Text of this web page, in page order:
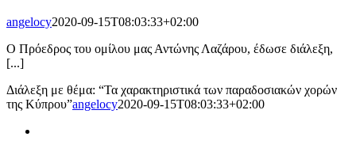
angelocy2020-09-15T08:03:33+02:00
Ο Πρόεδρος του ομίλου μας Αντώνης Λαζάρου, έδωσε διάλεξη,
[...]
Διάλεξη με θέμα: “Τα χαρακτηριστικά των παραδοσιακών χορών
της Κύπρου”angelocy2020-09-15T08:03:33+02:00